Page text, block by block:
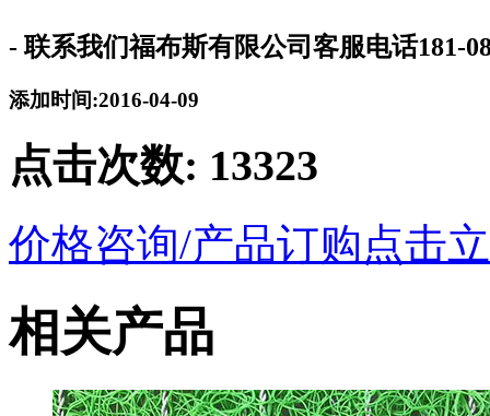
- 联系我们福布斯有限公司客服电话181-
添加时间:2016-04-09
点击次数: 13323
价格咨询/产品订购点击
相关产品